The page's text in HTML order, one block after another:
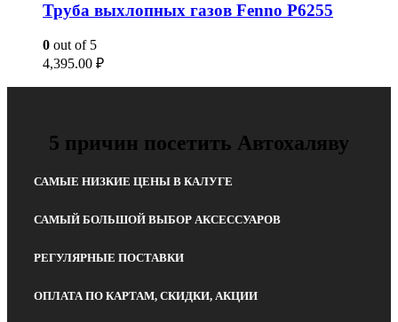
Труба выхлопных газов Fenno P6255
0 out of 5
4,395.00 ₽
5 причин посетить Автохаляву
САМЫЕ НИЗКИЕ ЦЕНЫ В КАЛУГЕ
САМЫЙ БОЛЬШОЙ ВЫБОР АКСЕССУАРОВ
РЕГУЛЯРНЫЕ ПОСТАВКИ
ОПЛАТА ПО КАРТАМ, СКИДКИ, АКЦИИ